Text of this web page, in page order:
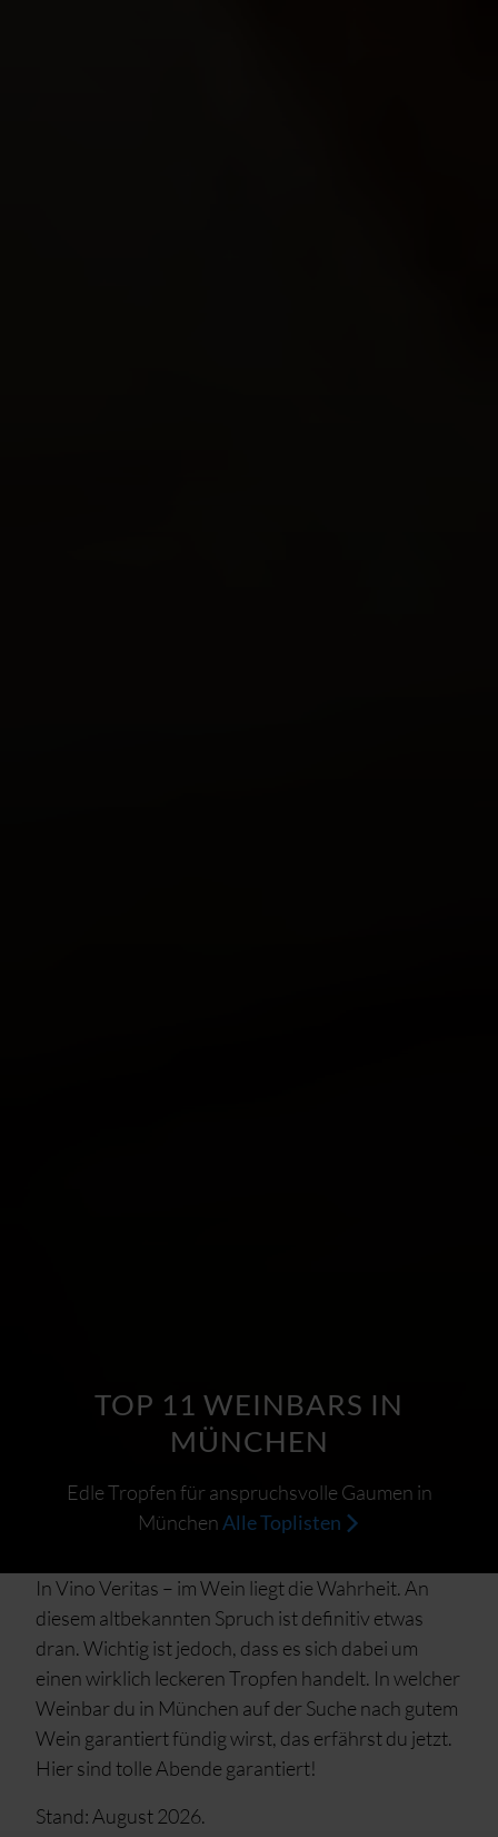
TOP 11 WEINBARS IN
MÜNCHEN
Edle Tropfen für anspruchsvolle Gaumen in
München Alle Toplisten
In Vino Veritas – im Wein liegt die Wahrheit. An
diesem altbekannten Spruch ist definitiv etwas
dran. Wichtig ist jedoch, dass es sich dabei um
einen wirklich leckeren Tropfen handelt. In welcher
Weinbar du in München auf der Suche nach gutem
Wein garantiert fündig wirst, das erfährst du jetzt.
Hier sind tolle Abende garantiert!
Stand: August 2026.